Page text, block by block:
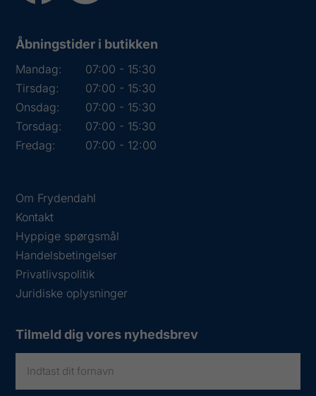
Åbningstider i butikken
Mandag:
07:00 - 15:30
Tirsdag:
07:00 - 15:30
Onsdag:
07:00 - 15:30
Torsdag:
07:00 - 15:30
Fredag:
07:00 - 12:00
Om Frydendahl
Kontakt
Hyppige spørgsmål
Handelsbetingelser
Privatlivspolitik
Juridiske oplysninger
Tilmeld dig vores nyhedsbrev